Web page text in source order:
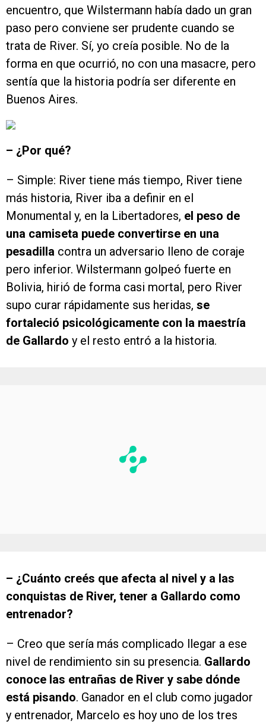
encuentro, que Wilstermann había dado un gran
paso pero conviene ser prudente cuando se
trata de River. Sí, yo creía posible. No de la
forma en que ocurrió, no con una masacre, pero
sentía que la historia podría ser diferente en
Buenos Aires.
– ¿Por qué?
– Simple: River tiene más tiempo, River tiene
más historia, River iba a definir en el
Monumental y, en la Libertadores, el peso de
una camiseta puede convertirse en una
pesadilla contra un adversario lleno de coraje
pero inferior. Wilstermann golpeó fuerte en
Bolivia, hirió de forma casi mortal, pero River
supo curar rápidamente sus heridas, se
fortaleció psicológicamente con la maestría
de Gallardo y el resto entró a la historia.
– ¿Cuánto creés que afecta al nivel y a las
conquistas de River, tener a Gallardo como
entrenador?
– Creo que sería más complicado llegar a ese
nivel de rendimiento sin su presencia. Gallardo
conoce las entrañas de River y sabe dónde
está pisando. Ganador en el club como jugador
y entrenador, Marcelo es hoy uno de los tres